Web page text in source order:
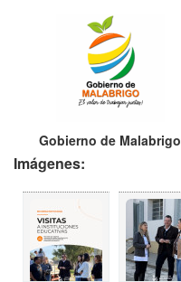
Gobierno de Malabrigo
Imágenes: